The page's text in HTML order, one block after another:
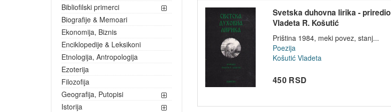
Bibliofilski primerci
Biografije & Memoari
Ekonomija, Biznis
Enciklopedije & Leksikoni
Etnologija, Antropologija
Ezoterija
Filozofija
Geografija, Putopisi
Istorija
Svetska duhovna lirika - priredio
Vladeta R. Košutić
Priština 1984, meki povez, stanj...
Poezija
Košutić Vladeta
450 RSD